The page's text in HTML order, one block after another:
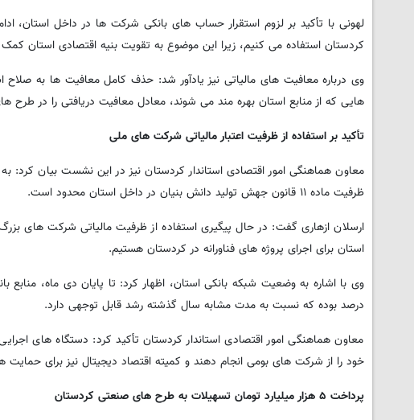
لهونی با تأکید بر لزوم استقرار حساب های بانکی شرکت ها در داخل استان،
کردستان استفاده می کنیم، زیرا این موضوع به تقویت بنیه اقتصادی استان
وی درباره معافیت های مالیاتی نیز یادآور شد: حذف کامل معافیت ها به
هایی که از منابع استان بهره مند می شوند، معادل معافیت دریافتی را در طرح
تأکید بر استفاده از ظرفیت اعتبار مالیاتی شرکت های ملی
معاون هماهنگی امور اقتصادی استاندار کردستان نیز در این نشست بیان کرد:
ظرفیت ماده ۱۱ قانون جهش تولید دانش بنیان در داخل استان محدود است.
ارسلان ازهاری گفت: در حال پیگیری استفاده از ظرفیت مالیاتی شرکت های
استان برای اجرای پروژه های فناورانه در کردستان هستیم.
درصد بوده که نسبت به مدت مشابه سال گذشته رشد قابل توجهی دارد.
معاون هماهنگی امور اقتصادی استاندار کردستان تأکید کرد: دستگاه های
خود را از شرکت های بومی انجام دهند و کمیته اقتصاد دیجیتال نیز برای
پرداخت ۵ هزار میلیارد تومان تسهیلات به طرح های صنعتی کردستان